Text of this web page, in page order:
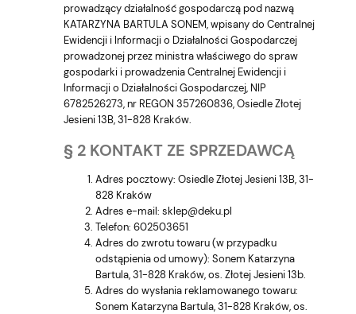
prowadzący działalność gospodarczą pod nazwą
KATARZYNA BARTULA SONEM, wpisany do Centralnej
Ewidencji i Informacji o Działalności Gospodarczej
prowadzonej przez ministra właściwego do spraw
gospodarki i prowadzenia Centralnej Ewidencji i
Informacji o Działalności Gospodarczej, NIP
6782526273, nr REGON 357260836, Osiedle Złotej
Jesieni 13B, 31-828 Kraków.
§ 2 KONTAKT ZE SPRZEDAWCĄ
Adres pocztowy: Osiedle Złotej Jesieni 13B, 31-
828 Kraków
Adres e-mail: sklep@deku.pl
Telefon: 602503651
Adres do zwrotu towaru (w przypadku
odstąpienia od umowy): Sonem Katarzyna
Bartula, 31-828 Kraków, os. Złotej Jesieni 13b.
Adres do wysłania reklamowanego towaru:
Sonem Katarzyna Bartula, 31-828 Kraków, os.